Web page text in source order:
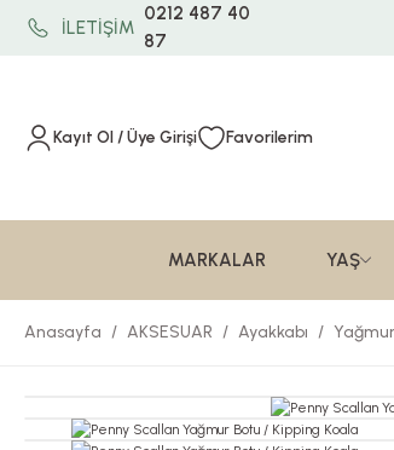
İLETİŞİM
0212 487 40
87
Kayıt Ol / Üye Girişi Favorilerim
MARKALAR YAŞ
Anasayfa AKSESUAR Ayakkabı